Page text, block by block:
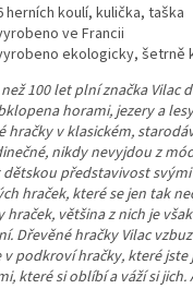
herních koulí, kulička, taška
ve Francii
ekologicky, šetrně
100 let plní značka
horami, jezery a
hračky v klasickém,
nikdy nevyjdou z
představivost
hraček, které se jen tak
hraček, většina z nich je
Dřevěné hračky Vilac
v podkroví hračky, které
které si oblíbí a váží si